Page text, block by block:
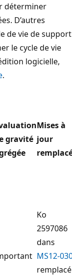
déterminer
D’autres
de vie de support
le cycle de vie
logicielle,
.
gravité
Mises à
jour
Ko
2597086
dans
MS12-
remplacé